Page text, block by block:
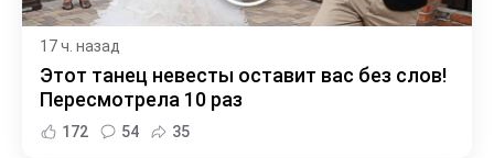
17 ч. назад
Этот танец невесты оставит вас без слов!
Пересмотрела 10 раз
172 54 35